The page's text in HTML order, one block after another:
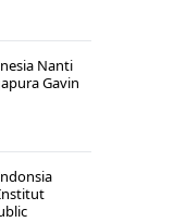
Nanti
Gavin